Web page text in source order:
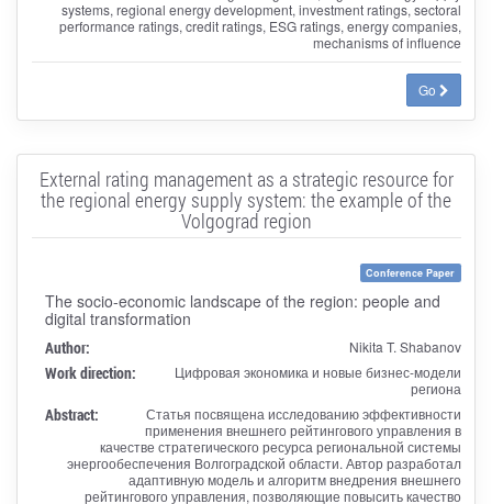
systems, regional energy development, investment ratings, sectoral
performance ratings, credit ratings, ESG ratings, energy companies,
mechanisms of influence
Go
External rating management as a strategic resource for
the regional energy supply system: the example of the
Volgograd region
Conference Paper
The socio-economic landscape of the region: people and
digital transformation
Author: Nikita T. Shabanov
Work direction:
Цифровая экономика и новые бизнес-модели
региона
Abstract:
Статья посвящена исследованию эффективности
применения внешнего рейтингового управления в
качестве стратегического ресурса региональной системы
энергообеспечения Волгоградской области. Автор разработал
адаптивную модель и алгоритм внедрения внешнего
рейтингового управления, позволяющие повысить качество